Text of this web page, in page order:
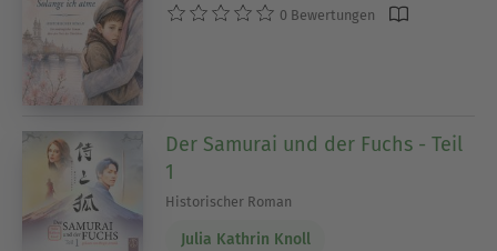
0 Bewertungen
Der Samurai und der Fuchs - Teil
1
Historischer Roman
Julia Kathrin Knoll